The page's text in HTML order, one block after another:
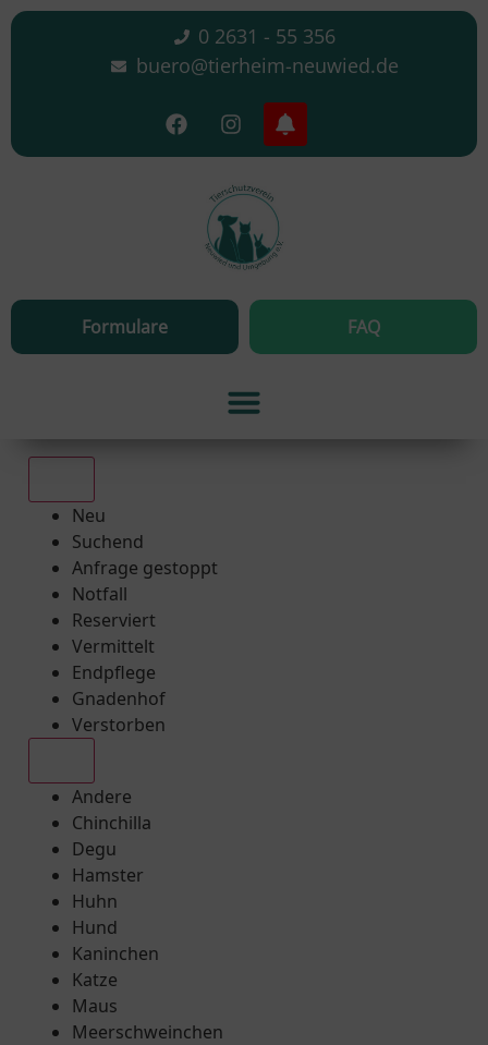
0 2631 - 55 356
buero@tierheim-neuwied.de
Formulare FAQ
Neu
Suchend
Anfrage gestoppt
Notfall
Reserviert
Vermittelt
Endpflege
Gnadenhof
Verstorben
Andere
Chinchilla
Degu
Hamster
Huhn
Hund
Kaninchen
Katze
Maus
Meerschweinchen